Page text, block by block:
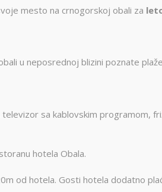
mesto na crnogorskoj obali za
u neposrednoj blizini poznate
televizor sa kablovskim programom,
hotela Obala.
od hotela. Gosti hotela dodatno